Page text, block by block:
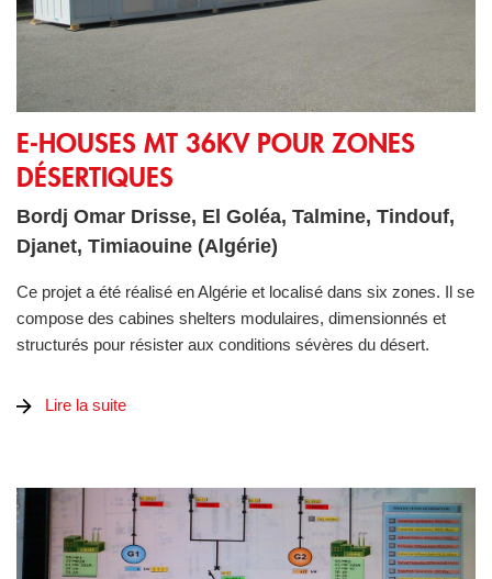
E-HOUSES MT 36KV POUR ZONES
DÉSERTIQUES
Bordj Omar Drisse, El Goléa, Talmine, Tindouf,
Djanet, Timiaouine (Algérie)
Ce projet a été réalisé en Algérie et localisé dans six zones. Il se
compose des cabines shelters modulaires, dimensionnés et
structurés pour résister aux conditions sévères du désert.
Lire la suite